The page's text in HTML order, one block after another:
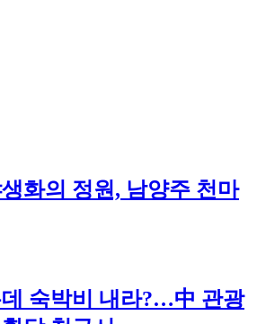
화의 정원, 남양주 천마
숙박비 내라?…中 관광